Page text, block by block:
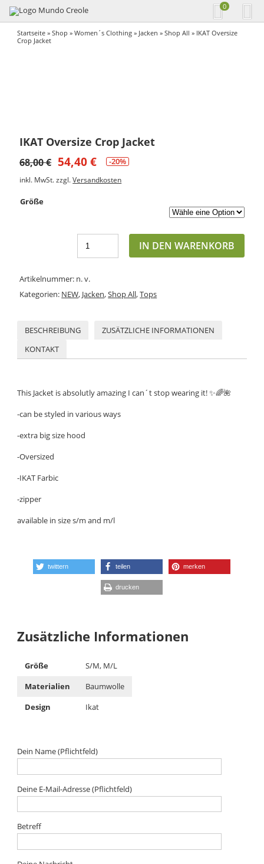
0
Startseite »Shop »Women´s Clothing » Jacken »Shop All » IKAT Oversize
Crop Jacket
IKAT Oversize Crop Jacket
68,00€ 54,40€ -20%
inkl. MwSt. zzgl.Versandkosten
Größe
IN DEN WARENKORB
Artikelnummer: n. v.
Kategorien: NEW, Jacken,Shop All,Tops
BESCHREIBUNG
ZUSÄTZLICHE INFORMATIONEN
KONTAKT
This Jacket is absolutly amazing I can´t stop wearing it!✨🌈🌺
-can be styled in various ways
-extra big size hood
-Oversized
-IKAT Farbic
-zipper
available in size s/m and m/l
twittern teilen merken
drucken
Zusätzliche Informationen
Größe
S/M, M/L
Materialien
Baumwolle
Design
Ikat
Dein Name (Pflichtfeld)
Deine E-Mail-Adresse (Pflichtfeld)
Betreff